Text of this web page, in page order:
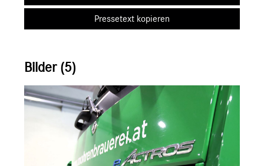
Pressetext kopieren
Bilder (5)